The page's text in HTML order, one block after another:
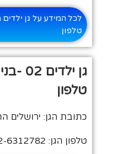
לכל המידע על גן ילדים
טלפון
גן
טלפון
כתובת הגן: ירושלים
טלפון הגן: 02-6312782